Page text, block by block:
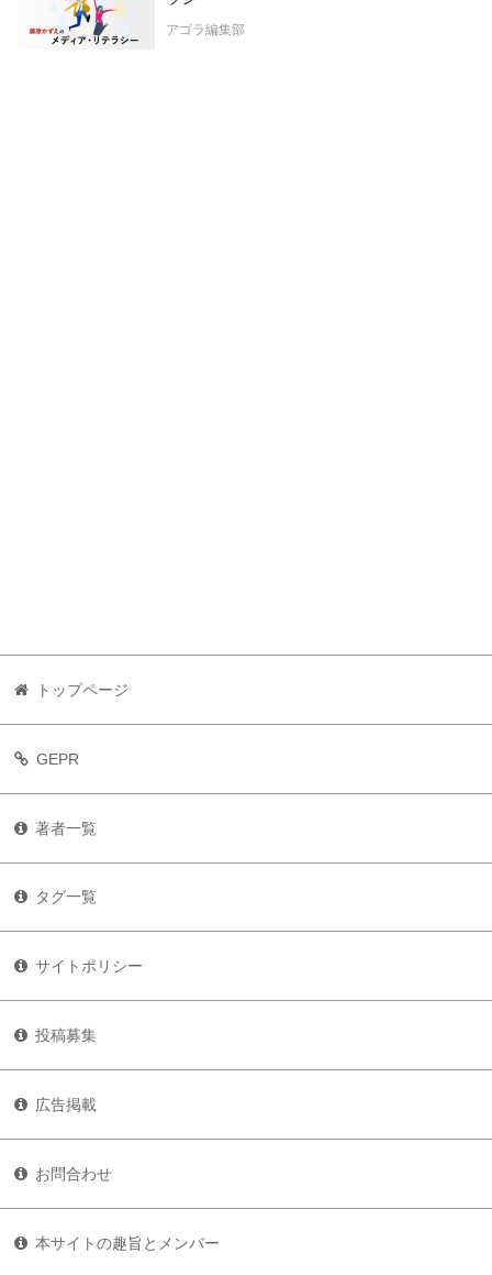
アゴラ編集部
トップページ
GEPR
著者一覧
タグ一覧
サイトポリシー
投稿募集
広告掲載
お問合わせ
本サイトの趣旨とメンバー